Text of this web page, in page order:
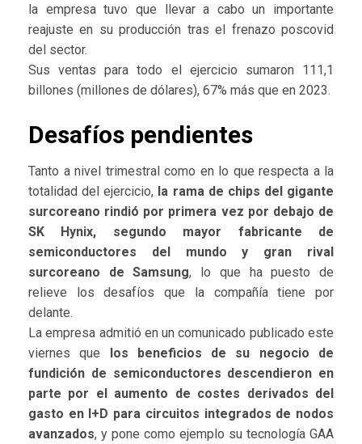
la empresa tuvo que llevar a cabo un importante
reajuste en su producción tras el frenazo poscovid
del sector.
Sus ventas para todo el ejercicio sumaron 111,1
billones (millones de dólares), 67% más que en 2023.
Desafíos pendientes
Tanto a nivel trimestral como en lo que respecta a la
totalidad del ejercicio, la rama de chips del gigante
surcoreano rindió por primera vez por debajo de
SK Hynix, segundo mayor fabricante de
semiconductores del mundo y gran rival
surcoreano de Samsung, lo que ha puesto de
relieve los desafíos que la compañía tiene por
delante.
La empresa admitió en un comunicado publicado este
viernes que los beneficios de su negocio de
fundición de semiconductores descendieron en
parte por el aumento de costes derivados del
gasto en I+D para circuitos integrados de nodos
avanzados, y pone como ejemplo su tecnología GAA